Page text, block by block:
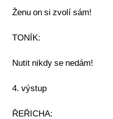
Ženu on si zvolí sám!
TONÍK:
Nutit nikdy se nedám!
4. výstup
ŘEŘICHA: